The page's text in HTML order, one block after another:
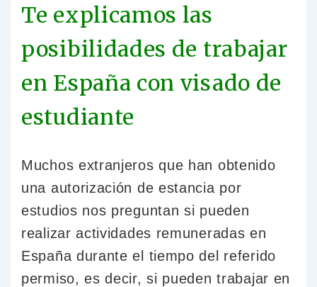
Te explicamos las
posibilidades de trabajar
en España con visado de
estudiante
Muchos extranjeros que han obtenido
una autorización de estancia por
estudios nos preguntan si pueden
realizar actividades remuneradas en
España durante el tiempo del referido
permiso, es decir, si pueden trabajar en